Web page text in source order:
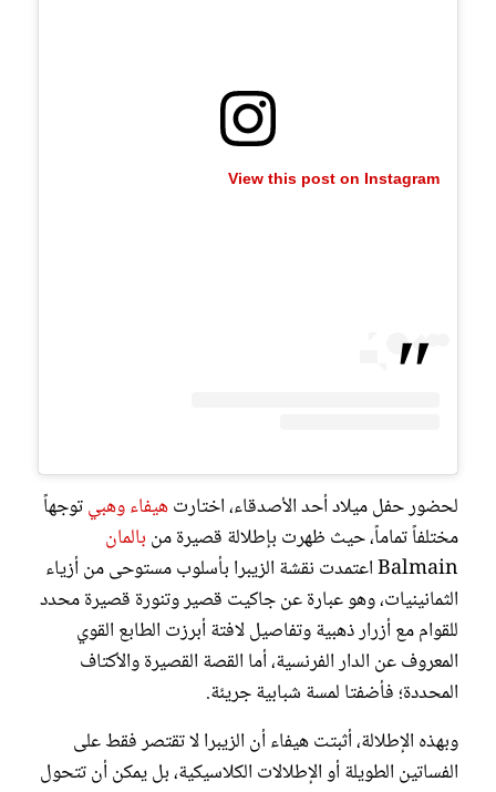
View this post on Instagram
لحضور حفل ميلاد أحد الأصدقاء، اختارتهيفاء وهبيتوجهاً
مختلفاً تماماً، حيث ظهرت بإطلالة قصيرة من بالمان
Balmain اعتمدت نقشة الزيبرا بأسلوب مستوحى من أزياء
الثمانينيات، وهو عبارة عن جاكيت قصير وتنورة قصيرة محدد
للقوام مع أزرار ذهبية وتفاصيل لافتة أبرزت الطابع القوي
المعروف عن الدار الفرنسية، أما القصة القصيرة والأكتاف
المحددة؛ فأضفتا لمسة شبابية جريئة.
وبهذه الإطلالة، أثبتت هيفاء أن الزيبرا لا تقتصر فقط على
الفساتين الطويلة أو الإطلالات الكلاسيكية، بل يمكن أن تتحول